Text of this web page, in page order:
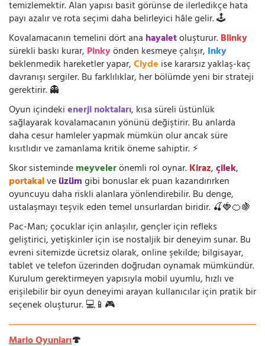
temizlemektir. Alan yapısı basit görünse de ilerledikçe hata
payı azalır ve rota seçimi daha belirleyici hâle gelir. 🕹️
Kovalamacanın temelini dört ana hayaletoluşturur.Blinky
sürekli baskı kurar, Pinkyönden kesmeye çalışır, Inky
beklenmedik hareketler yapar,Clyde ise kararsız yaklaş-kaç
davranışı sergiler. Bu farklılıklar, her bölümde yeni bir strateji
gerektirir. 👻
Oyun içindekienerji noktaları, kısa süreli üstünlük
sağlayarak kovalamacanın yönünü değiştirir. Bu anlarda
daha cesur hamleler yapmak mümkün olur ancak süre
kısıtlıdır ve zamanlama kritik öneme sahiptir. ⚡
Skor sistemindemeyvelerönemli rol oynar.Kiraz,çilek,
portakalveüzümgibi bonuslar ek puan kazandırırken
oyuncuyu daha riskli alanlara yönlendirebilir. Bu denge,
ustalaşmayı teşvik eden temel unsurlardan biridir. 🍒🍓🍊🍇
Pac-Man; çocuklar için anlaşılır, gençler için refleks
geliştirici, yetişkinler için ise nostaljik bir deneyim sunar. Bu
evreni sitemizde ücretsiz olarak, online şekilde; bilgisayar,
tablet ve telefon üzerinden doğrudan oynamak mümkündür.
Kurulum gerektirmeyen yapısıyla mobil uyumlu, hızlı ve
erişilebilir bir oyun deneyimi arayan kullanıcılar için pratik bir
seçenek oluşturur. 💻📱🎮
Mario Oyunları🍄